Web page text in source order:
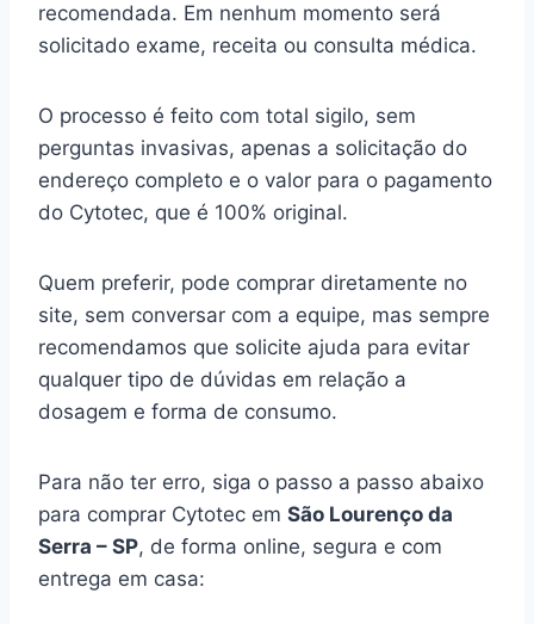
recomendada. Em nenhum momento será
solicitado exame, receita ou consulta médica.
O processo é feito com total sigilo, sem
perguntas invasivas, apenas a solicitação do
endereço completo e o valor para o pagamento
do Cytotec, que é 100% original.
Quem preferir, pode comprar diretamente no
site, sem conversar com a equipe, mas sempre
recomendamos que solicite ajuda para evitar
qualquer tipo de dúvidas em relação a
dosagem e forma de consumo.
Para não ter erro, siga o passo a passo abaixo
para comprar Cytotec em São Lourenço da
Serra – SP, de forma online, segura e com
entrega em casa: